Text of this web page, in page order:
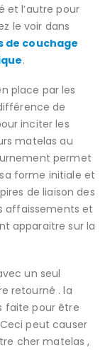
et l’autre pour
le voir dans
de couchage
.
place par les
de
inciter les
matelas au
permet
forme initiale et
de liaison des
affaissements et
apparaitre sur la
un seul
retourné . la
faite pour être
peut causer
cher matelas ,